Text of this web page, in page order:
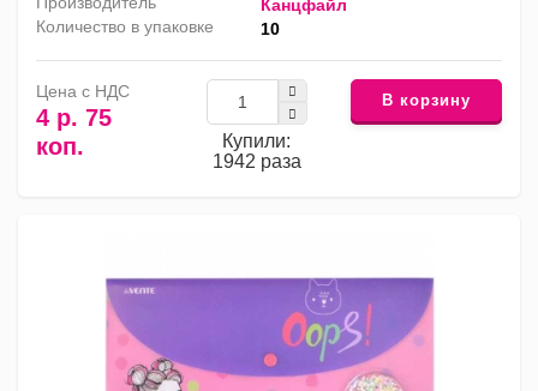
Канцфайл
Количество в упаковке
10
Цена с НДС
4 р. 75
коп.
Купили:
1942 раза
В корзину